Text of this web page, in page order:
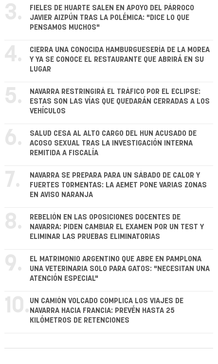
3.
FIELES DE HUARTE SALEN EN APOYO DEL PÁRROCO
JAVIER AIZPÚN TRAS LA POLÉMICA: "DICE LO QUE
PENSAMOS MUCHOS"
4.
CIERRA UNA CONOCIDA HAMBURGUESERÍA DE LA MOREA
Y YA SE CONOCE EL RESTAURANTE QUE ABRIRÁ EN SU
LUGAR
5.
NAVARRA RESTRINGIRÁ EL TRÁFICO POR EL ECLIPSE:
ESTAS SON LAS VÍAS QUE QUEDARÁN CERRADAS A LOS
VEHÍCULOS
6.
SALUD CESA AL ALTO CARGO DEL HUN ACUSADO DE
ACOSO SEXUAL TRAS LA INVESTIGACIÓN INTERNA
REMITIDA A FISCALÍA
7.
NAVARRA SE PREPARA PARA UN SÁBADO DE CALOR Y
FUERTES TORMENTAS: LA AEMET PONE VARIAS ZONAS
EN AVISO NARANJA
8.
REBELIÓN EN LAS OPOSICIONES DOCENTES DE
NAVARRA: PIDEN CAMBIAR EL EXAMEN POR UN TEST Y
ELIMINAR LAS PRUEBAS ELIMINATORIAS
9.
EL MATRIMONIO ARGENTINO QUE ABRE EN PAMPLONA
UNA VETERINARIA SOLO PARA GATOS: "NECESITAN UNA
ATENCIÓN ESPECIAL"
10. UN CAMIÓN VOLCADO COMPLICA LOS VIAJES DE
NAVARRA HACIA FRANCIA: PREVÉN HASTA 25
KILÓMETROS DE RETENCIONES